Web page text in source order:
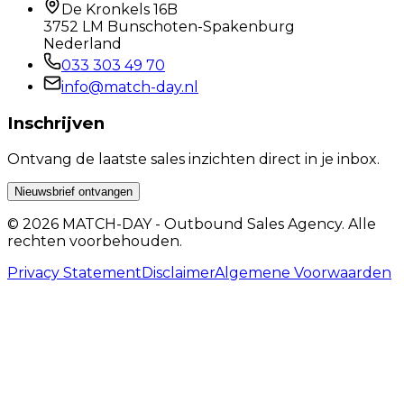
De Kronkels 16B
3752 LM Bunschoten-Spakenburg
Nederland
033 303 49 70
info@match-day.nl
Inschrijven
Ontvang de laatste sales inzichten direct in je inbox.
Nieuwsbrief ontvangen
© 2026 MATCH-DAY - Outbound Sales Agency. Alle
rechten voorbehouden.
Privacy StatementDisclaimerAlgemene Voorwaarden